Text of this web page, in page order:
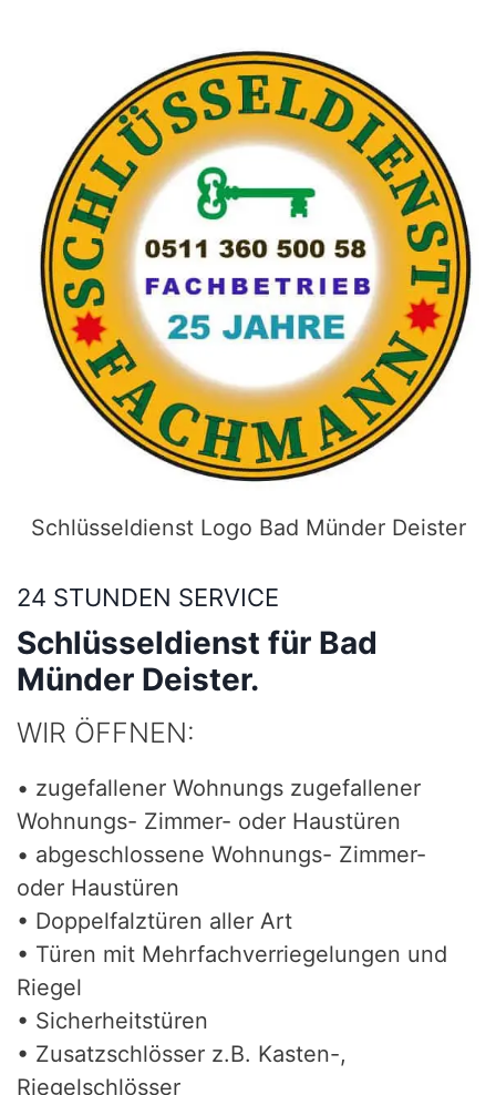
Schlüsseldienst Logo Bad Münder Deister
24 STUNDEN SERVICE
Schlüsseldienst für Bad
Münder Deister.
WIR ÖFFNEN:
• zugefallener Wohnungs zugefallener
Wohnungs- Zimmer- oder Haustüren
• abgeschlossene Wohnungs- Zimmer-
oder Haustüren
• Doppelfalztüren aller Art
• Türen mit Mehrfachverriegelungen und
Riegel
• Sicherheitstüren
• Zusatzschlösser z.B. Kasten-,
Riegelschlösser